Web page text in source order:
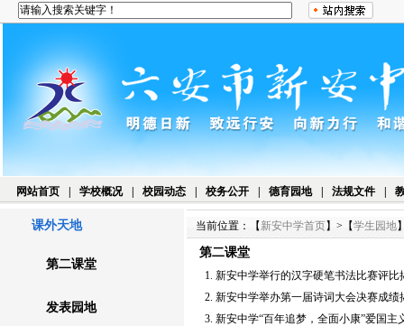
网站首页 学校概况 校园动态 校务公开 德育园地 法规文件
课外天地
第二课堂
发表园地
当前位置：【 新安中学首页】>【学生园地
第二课堂
1. 新安中学举行的汉字硬笔书法比赛评比
2. 新安中学举办第一届诗词大会决赛成绩
3. 新安中学“百年追梦，全面小康”爱国